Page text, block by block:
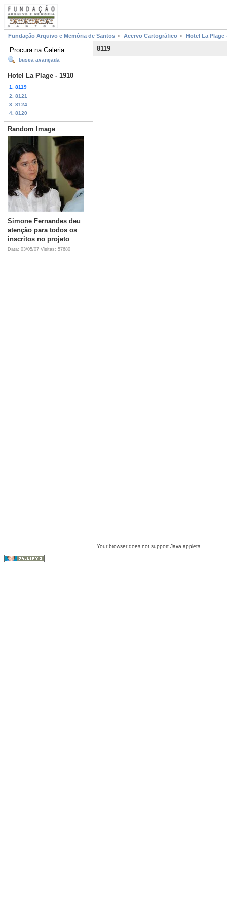
Fundação Arquivo e Memória de Santos Acervo Cartográfico Hotel La Plage
busca avançada
Hotel La Plage - 1910
1. 8119
2. 8121
3. 8124
4. 8120
Random Image
Simone Fernandes deu
atenção para todos os
inscritos no projeto
Data: 03/05/07 Visitas: 57680
8119
Your browser does not support Java applets